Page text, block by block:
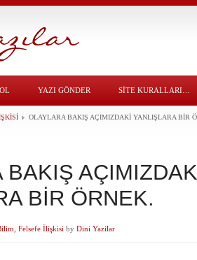
YAZI GÖNDER SITE KURALLARI…
OLAYLARA BAKIŞ AÇIMIZDAKİ YANLIŞLARA BİR
BAKIŞ
BİR ÖRNEK.
Felsefe İlişkisi by Dini Yazilar